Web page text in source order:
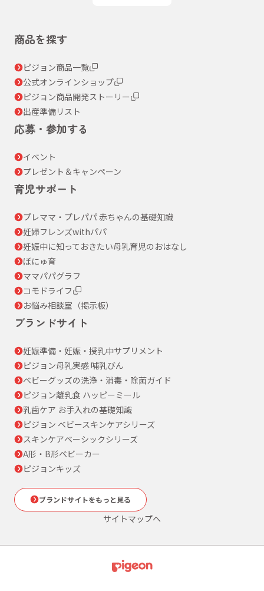
商品を探す
ピジョン商品一覧
公式オンラインショップ
ピジョン商品開発ストーリー
出産準備リスト
応募・参加する
イベント
プレゼント＆キャンペーン
育児サポート
プレママ・プレパパ 赤ちゃんの基礎知識
妊婦フレンズwithパパ
妊娠中に知っておきたい母乳育児のおはなし
ぼにゅ育
ママパパグラフ
コモドライフ
お悩み相談室（掲示板）
ブランドサイト
妊娠準備・妊娠・授乳中サプリメント
ピジョン母乳実感 哺乳びん
ベビーグッズの洗浄・消毒・除菌ガイド
ピジョン離乳食 ハッピーミール
乳歯ケア お手入れの基礎知識
ピジョン ベビースキンケアシリーズ
スキンケアベーシックシリーズ
A形・B形ベビーカー
ピジョンキッズ
ブランドサイトをもっと見る
サイトマップへ